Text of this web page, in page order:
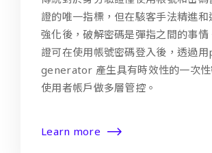
證的唯一指標，但在駭客手法精進和
強化後，破解密碼是彈指之間的事情
證可在使用帳號密碼登入後，透過
generator 產生具有時效性的一次
使用者帳戶做多層管控。
Learn more